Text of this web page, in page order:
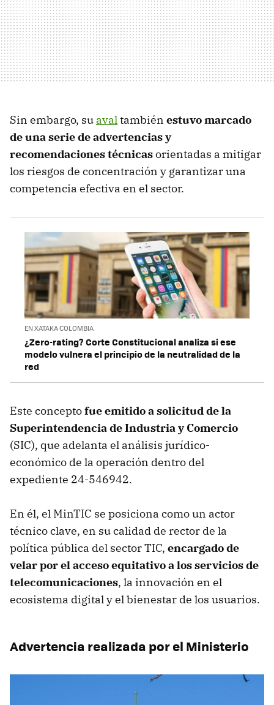
Sin embargo, su avaltambién estuvo marcado
de una serie de advertencias y
recomendaciones técnicasorientadas a mitigar
los riesgos de concentración y garantizar una
competencia efectiva en el sector.
EN XATAKA COLOMBIA
¿Zero-rating? Corte Constitucional analiza si ese
modelo vulnera el principio de la neutralidad de la
red
Este conceptofue emitido a solicitud de la
Superintendencia de Industria y Comercio
(SIC), que adelanta el análisis jurídico-
económico de la operación dentro del
expediente 24-546942.
En él, el MinTIC se posiciona como un actor
técnico clave, en su calidad de rector de la
política pública del sector TIC, encargado de
velar por el acceso equitativo a los servicios de
telecomunicaciones, la innovación en el
ecosistema digital y el bienestar de los usuarios.
Advertencia realizada por el Ministerio